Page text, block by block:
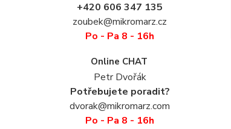
+420 606 347 135
zoubek@mikromarz.cz
Po - Pa 8 - 16h
Online CHAT
Petr Dvořák
Potřebujete poradit?
dvorak@mikromarz.com
Po - Pa 8 - 16h